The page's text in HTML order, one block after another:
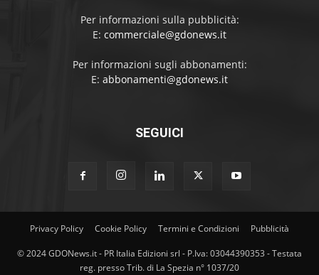
Per informazioni sulla pubblicità:
E: commerciale@gdonews.it
Per informazioni sugli abbonamenti:
E: abbonamenti@gdonews.it
SEGUICI
Privacy Policy Cookie Policy Termini e Condizioni Pubblicità
© 2024 GDONews.it - PR Italia Edizioni srl - P.Iva: 03044390353 - Testata
reg. presso Trib. di La Spezia n° 1037/20